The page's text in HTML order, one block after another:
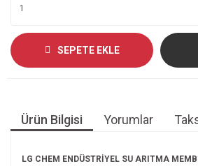
SEPETE EKLE
Ürün Bilgisi Yorumlar
LG CHEM ENDÜSTRİYEL SU ARITMA